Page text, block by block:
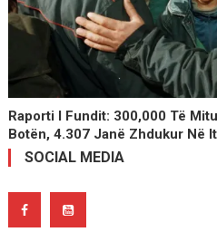
Raporti I Fundit: 300,000 Të
Botën, 4.307 Janë Zhdukur Në
SOCIAL MEDIA